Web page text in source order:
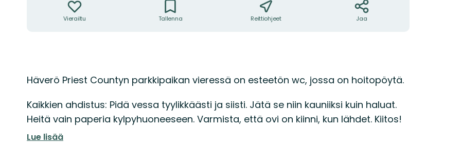
Vierailtu Tallenna Reittiohjeet Jaa
Kuvaus
Häverö Priest Countyn parkkipaikan vieressä on esteetön wc, jossa on hoitopöytä.
Kaikkien ahdistus: Pidä vessa tyylikkäästi ja siisti. Jätä se niin kauniiksi kuin haluat.
Heitä vain paperia kylpyhuoneeseen. Varmista, että ovi on kiinni, kun lähdet. Kiitos!
Lue lisää